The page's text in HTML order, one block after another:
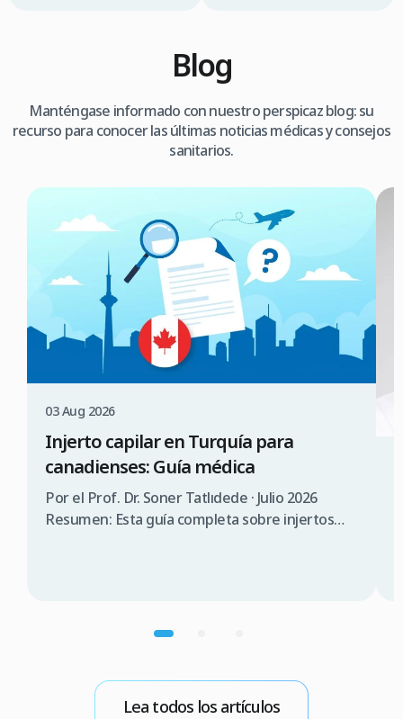
Blog
Manténgase informado con nuestro perspicaz blog: su
recurso para conocer las últimas noticias médicas y consejos
sanitarios.
03 Aug 2026
Injerto capilar en Turquía para
canadienses: Guía médica
Por el Prof. Dr. Soner Tatlıdede · Julio 2026
Resumen: Esta guía completa sobre injertos
(90 días sin visado), lista de verificación para
Lea todos los artículos